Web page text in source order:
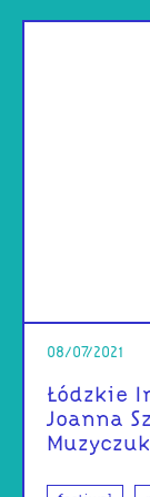
08/07/2021
Łódzkie
Joanna
Muzyczuk